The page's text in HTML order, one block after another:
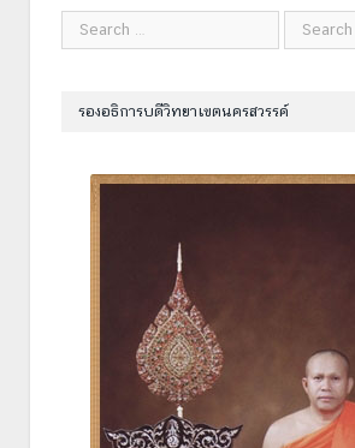
รองอธิการบดีวิทยาเขตนครสวรรค์